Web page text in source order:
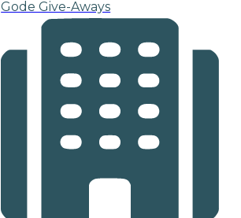
Gode Give-Aways